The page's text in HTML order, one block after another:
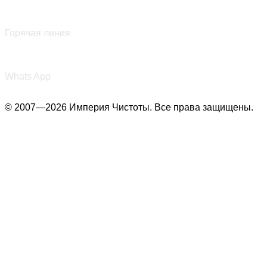
Горячая линия
Whats App
© 2007—2026 Империя Чистоты. Все права защищены.